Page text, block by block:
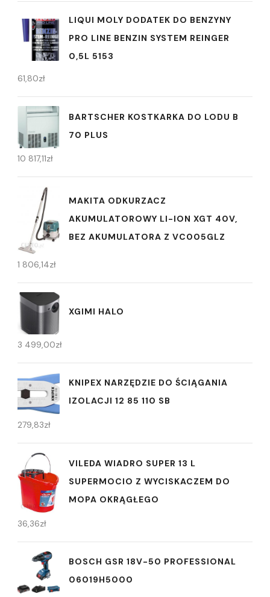
LIQUI MOLY DODATEK DO BENZYNY
PRO LINE BENZIN SYSTEM REINGER
0,5L 5153
61,80zł
BARTSCHER KOSTKARKA DO LODU B
70 PLUS
10 817,11zł
MAKITA ODKURZACZ
AKUMULATOROWY LI-ION XGT 40V,
BEZ AKUMULATORA Z VC005GLZ
1 806,14zł
XGIMI HALO
3 499,00zł
KNIPEX NARZĘDZIE DO ŚCIĄGANIA
IZOLACJI 12 85 110 SB
279,83zł
VILEDA WIADRO SUPER 13 L
SUPERMOCIO Z WYCISKACZEM DO
MOPA OKRĄGŁEGO
36,36zł
BOSCH GSR 18V-50 PROFESSIONAL
06019H5000